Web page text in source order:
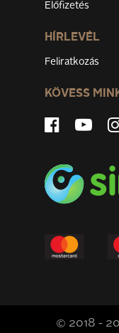
Előfizetés
HÍRLEVÉL
Feliratkozás
KÖVESS
© 2018 -